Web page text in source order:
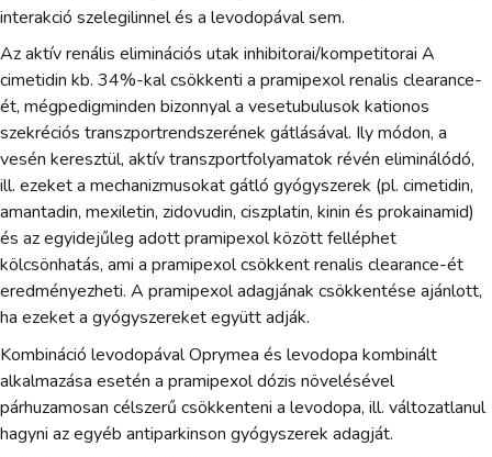
interakció szelegilinnel és a levodopával sem.
Az aktív renális eliminációs utak inhibitorai/kompetitorai A
cimetidin kb. 34%-kal csökkenti a pramipexol renalis clearance-
ét, mégpedigminden bizonnyal a vesetubulusok kationos
szekréciós transzportrendszerének gátlásával. Ily módon, a
vesén keresztül, aktív transzportfolyamatok révén eliminálódó,
ill. ezeket a mechanizmusokat gátló gyógyszerek (pl. cimetidin,
amantadin, mexiletin, zidovudin, ciszplatin, kinin és prokainamid)
és az egyidejűleg adott pramipexol között felléphet
kölcsönhatás, ami a pramipexol csökkent renalis clearance-ét
eredményezheti. A pramipexol adagjának csökkentése ajánlott,
ha ezeket a gyógyszereket együtt adják.
Kombináció levodopával Oprymea és levodopa kombinált
alkalmazása esetén a pramipexol dózis növelésével
párhuzamosan célszerű csökkenteni a levodopa, ill. változatlanul
hagyni az egyéb antiparkinson gyógyszerek adagját.